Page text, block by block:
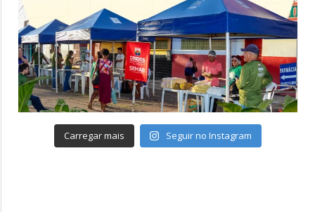
Carregar mais Seguir no Instagram